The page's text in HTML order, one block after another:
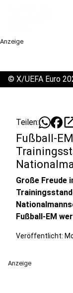
Anzeige
© X/UEFA Euro
Teilen:
Fußball-
Große Freude
Fußball-EM
Veröffentlicht:
Anzeige